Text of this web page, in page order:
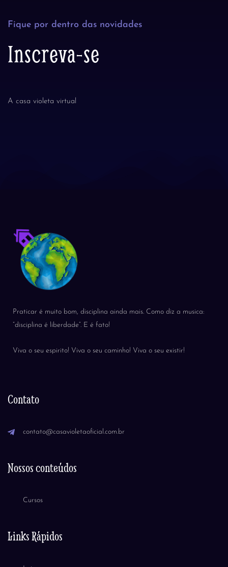
Fique por dentro das novidades
Inscreva-se
A casa violeta virtual
Praticar é muito bom, disciplina ainda mais. Como diz a musica:
“disciplina é liberdade”. E é fato!
Viva o seu espirito! Viva o seu caminho! Viva o seu existir!
Contato
contato@casavioletaoficial.com.br
Nossos conteúdos
Cursos
Links Rápidos